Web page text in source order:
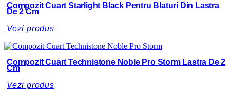
Compozit Cuart Starlight Black Pentru Blaturi Din Lastra
De 2 Cm
Vezi produs
Compozit Cuart Technistone Noble Pro Storm Lastra De 2
Cm
Vezi produs